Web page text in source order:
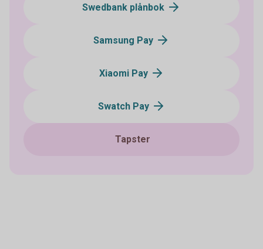
Swedbank plånbok
Samsung Pay
Xiaomi Pay
Swatch Pay
Tapster